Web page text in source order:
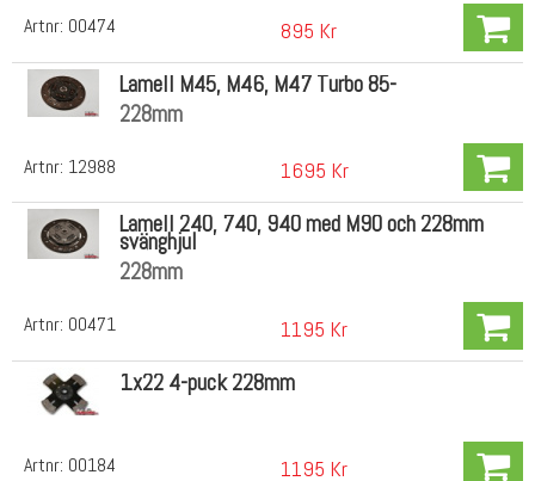
Artnr: 00474 895 Kr
Artnr: 12988
Lamell M45, M46, M47 Turbo 85-
228mm
1695 Kr
Artnr: 00471
Lamell 240, 740, 940 med M90 och 228mm
svänghjul
228mm
1195 Kr
Artnr: 00184
1x22 4-puck 228mm
1195 Kr